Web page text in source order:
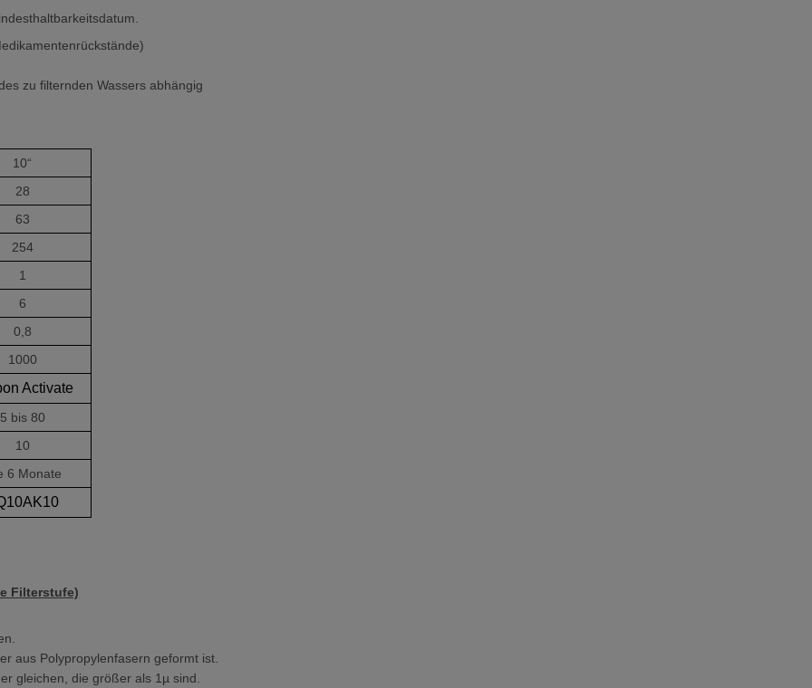
zu filternden Wassers abhängig
10“
28
63
254
1
6
0,8
1000
Activate
5 bis 80
10
6 Monate
Filterstufe)
aus Polypropylenfasern geformt ist.
gleichen, die größer als 1µ sind.